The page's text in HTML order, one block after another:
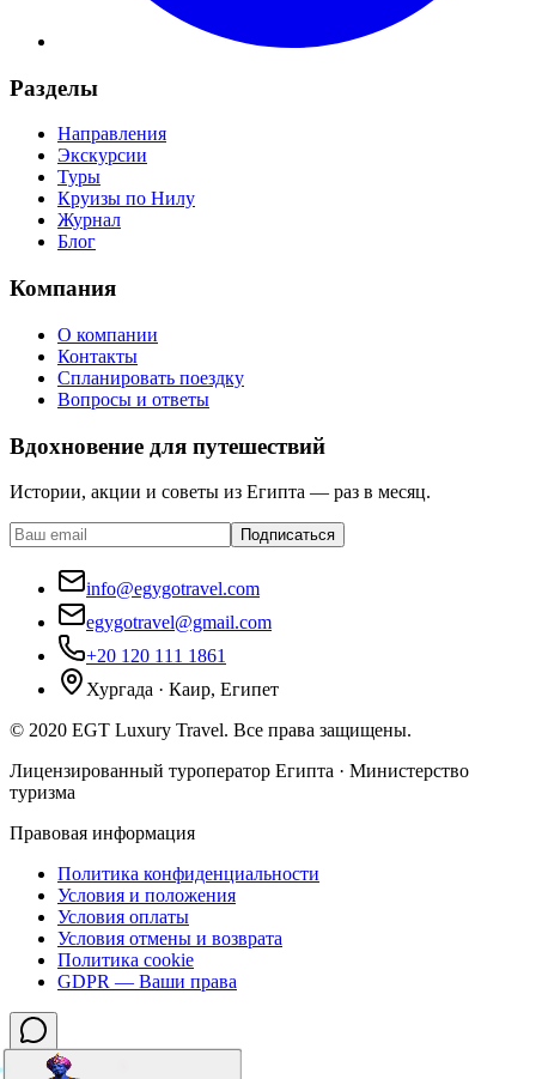
Разделы
Направления
Экскурсии
Туры
Круизы по Нилу
Журнал
Блог
Компания
О компании
Контакты
Спланировать поездку
Вопросы и ответы
Вдохновение для путешествий
Истории, акции и советы из Египта — раз в месяц.
Подписаться
info@egygotravel.com
egygotravel@gmail.com
+20 120 111 1861
Хургада · Каир, Египет
© 2020 EGT Luxury Travel. Все права защищены.
Лицензированный туроператор Египта · Министерство
туризма
Правовая информация
Политика конфиденциальности
Условия и положения
Условия оплаты
Условия отмены и возврата
Политика cookie
GDPR — Ваши права